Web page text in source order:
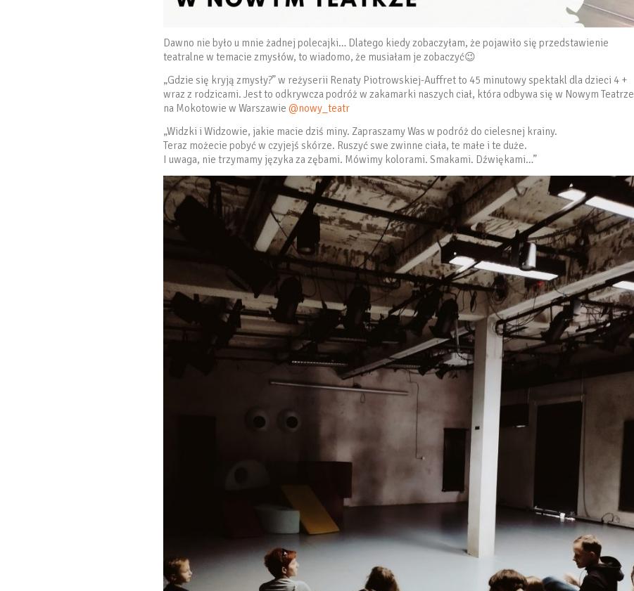
Dawno nie było u mnie żadnej polecajki… Dlatego kiedy zobaczyłam, że pojawiło się przedstawienie
teatralne w temacie zmysłów, to wiadomo, że musiałam je zobaczyć😉
„Gdzie się kryją zmysły?” w reżyserii Renaty Piotrowskiej-Auffret to 45 minutowy spektakl dla dzieci 4 +
wraz z rodzicami. Jest to odkrywcza podróż w zakamarki naszych ciał, która odbywa się w Nowym Teatrze
na Mokotowie w Warszawie @nowy_teatr
„Widzki i Widzowie, jakie macie dziś miny. Zapraszamy Was w podróż do cielesnej krainy.
Teraz możecie pobyć w czyjejś skórze. Ruszyć swe zwinne ciała, te małe i te duże.
I uwaga, nie trzymamy języka za zębami. Mówimy kolorami. Smakami. Dźwiękami…”